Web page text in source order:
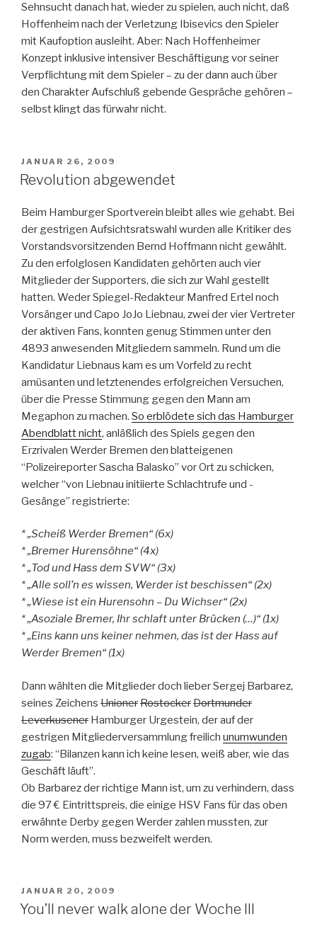
Sehnsucht danach hat, wieder zu spielen, auch nicht, daß
Hoffenheim nach der Verletzung Ibisevics den Spieler
mit Kaufoption ausleiht. Aber: Nach Hoffenheimer
Konzept inklusive intensiver Beschäftigung vor seiner
Verpflichtung mit dem Spieler – zu der dann auch über
den Charakter Aufschluß gebende Gespräche gehören –
selbst klingt das fürwahr nicht.
VERÖFFENTLICHT
AM
JANUAR 26, 2009
Revolution abgewendet
Beim Hamburger Sportverein bleibt alles wie gehabt. Bei
der gestrigen Aufsichtsratswahl wurden alle Kritiker des
Vorstandsvorsitzenden Bernd Hoffmann nicht gewählt.
Zu den erfolglosen Kandidaten gehörten auch vier
Mitglieder der Supporters, die sich zur Wahl gestellt
hatten. Weder Spiegel-Redakteur Manfred Ertel noch
Vorsänger und Capo JoJo Liebnau, zwei der vier Vertreter
der aktiven Fans, konnten genug Stimmen unter den
4893 anwesenden Mitgliedern sammeln. Rund um die
Kandidatur Liebnaus kam es um Vorfeld zu recht
amüsanten und letztenendes erfolgreichen Versuchen,
über die Presse Stimmung gegen den Mann am
Megaphon zu machen. So erblödete sich das Hamburger
Abendblatt nicht, anläßlich des Spiels gegen den
Erzrivalen Werder Bremen den blatteigenen
“Polizeireporter Sascha Balasko” vor Ort zu schicken,
welcher “von Liebnau initiierte Schlachtrufe und -
Gesänge” registrierte:
* „Scheiß Werder Bremen“ (6x)
* „Bremer Hurensöhne“ (4x)
* „Tod und Hass dem SVW“ (3x)
* „Alle soll’n es wissen, Werder ist beschissen“ (2x)
* „Wiese ist ein Hurensohn – Du Wichser“ (2x)
* „Asoziale Bremer, Ihr schlaft unter Brücken (…)“ (1x)
* „Eins kann uns keiner nehmen, das ist der Hass auf
Werder Bremen“ (1x)
Dann wählten die Mitglieder doch lieber Sergej Barbarez,
seines Zeichens UnionerRostockerDortmunder
Leverkusener Hamburger Urgestein, der auf der
gestrigen Mitgliederversammlung freilich unumwunden
zugab: “Bilanzen kann ich keine lesen, weiß aber, wie das
Geschäft läuft”.
Ob Barbarez der richtige Mann ist, um zu verhindern, dass
die 97 € Eintrittspreis, die einige HSV Fans für das oben
erwähnte Derby gegen Werder zahlen mussten, zur
Norm werden, muss bezweifelt werden.
VERÖFFENTLICHT
AM
JANUAR 20, 2009
You’ll never walk alone der Woche III